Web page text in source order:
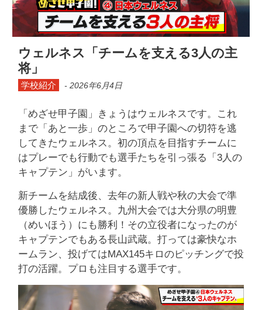
ウェルネス「チームを支える3人の主
将」
学校紹介 - 2026年6月4日
「めざせ甲子園」きょうはウェルネスです。これ
まで「あと一歩」のところで甲子園への切符を逃
してきたウェルネス。初の頂点を目指すチームに
はプレーでも行動でも選手たちを引っ張る「3人の
キャプテン」がいます。
新チームを結成後、去年の新人戦や秋の大会で準
優勝したウェルネス。九州大会では大分県の明豊
（めいほう）にも勝利！その立役者になったのが
キャプテンでもある長山武蔵。打っては豪快なホ
ームラン、投げてはMAX145キロのピッチングで投
打の活躍。プロも注目する選手です。